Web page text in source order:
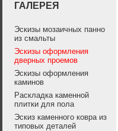
ГАЛЕРЕЯ
Эскизы мозаичных панно
из смальты
Эскизы оформления
дверных проемов
Эскизы оформления
каминов
Раскладка каменной
плитки для пола
Эскиз каменного ковра из
типовых деталей